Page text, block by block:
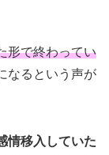
形で終わってい
なるという声が
情移入していた